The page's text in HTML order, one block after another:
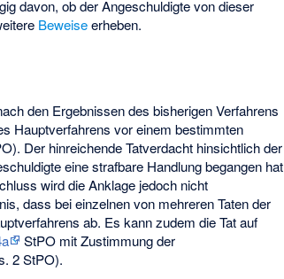
davon, ob der Angeschuldigte von dieser
Beweiseerheben.
den Ergebnissen des bisherigen Verfahrens
Hauptverfahrens vor einem bestimmten
Der hinreichende Tatverdacht hinsichtlich der
eine strafbare Handlung begangen hat
wird die Anklage jedoch nicht
dass bei einzelnen von mehreren Taten der
ab. Es kann zudem die Tat auf
StPO mit Zustimmung der
2 StPO).